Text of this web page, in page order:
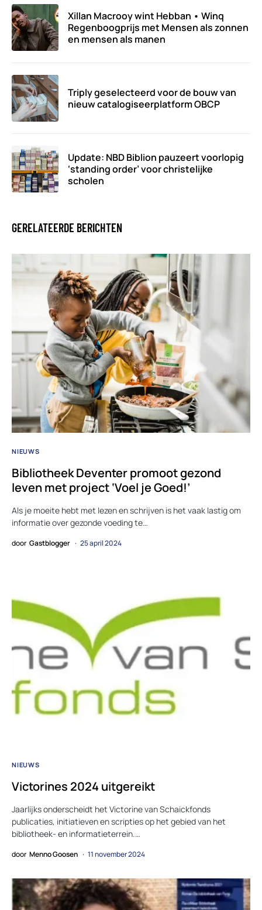
Xillan Macrooy wint Hebban • Winq
Regenboogprijs met Mensen als zonnen
en mensen als manen
Triply geselecteerd voor de bouw van
nieuw catalogiseerplatform OBCP
Update: NBD Biblion pauzeert voorlopig
‘standing order’ voor christelijke
scholen
GERELATEERDE BERICHTEN
NIEUWS
Bibliotheek Deventer promoot gezond
leven met project ‘Voel je Goed!’
Als je moeite hebt met lezen en schrijven is het vaak lastig om
informatie over gezonde voeding te…
door Gastblogger 25 april 2024
NIEUWS
Victorines 2024 uitgereikt
Jaarlijks onderscheidt het Victorine van Schaickfonds
publicaties, initiatieven en scripties op het gebied van het
bibliotheek- en informatieterrein.…
door Menno Goosen 11 november 2024